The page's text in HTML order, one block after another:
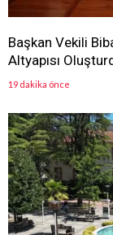
Başkan Vekili
Altyapısı
19 dakika önce